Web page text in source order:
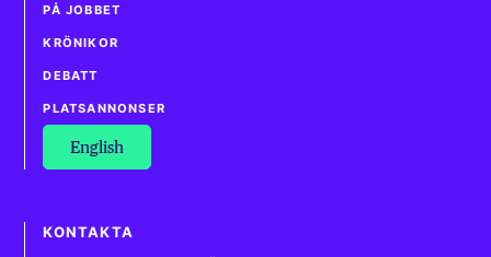
PÅ JOBBET
KRÖNIKOR
DEBATT
PLATSANNONSER
English
KONTAKTA